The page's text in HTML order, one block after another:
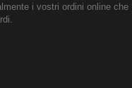
i vostri ordini online che